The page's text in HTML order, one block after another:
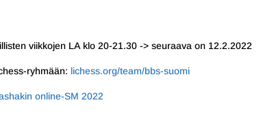
viikkojen LA klo 20-21.30 -> seuraava on 12.2.2022
ryhmään: lichess.org/team/bbs-suomi
online-SM 2022